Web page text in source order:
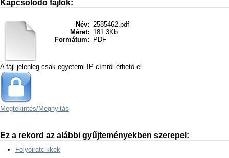
Kapcsolódó fájlok:
Név: 2585462.pdf
Méret: 181.3Kb
Formátum:
PDF
A fájl jelenleg csak egyetemi IP címről érhető el.
Megtekintés/Megnyitás
Ez a rekord az alábbi gyűjteményekben szerepel:
Folyóiratcikkek